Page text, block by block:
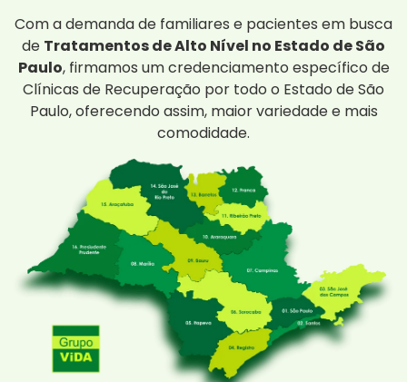
Com a demanda de familiares e pacientes em busca
de Tratamentos de Alto Nível no Estado de São
Paulo, firmamos um credenciamento específico de
Clínicas de Recuperação por todo o Estado de São
Paulo, oferecendo assim, maior variedade e mais
comodidade.